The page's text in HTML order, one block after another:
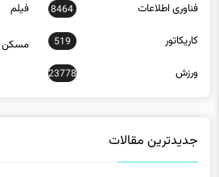
فناوری اطلاعات 8464 فیلم
کاریکاتور 519 مسکن
ورزش 23778
جدیدترین مقالات